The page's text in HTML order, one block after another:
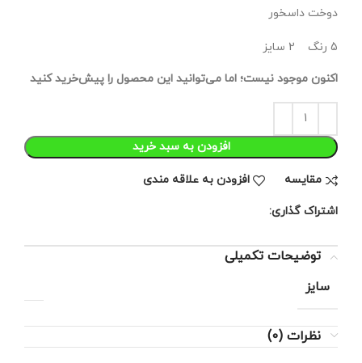
دوخت داسخور
5 رنگ 2 سایز
اکنون موجود نیست؛ اما می‌توانید این محصول را پیش‌خرید کنید
افزودن به سبد خرید
مقايسه افزودن به علاقه مندی
اشتراک گذاری:
توضیحات تکمیلی
سایز
نظرات (0)